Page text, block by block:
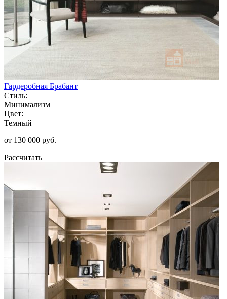
Гардеробная Брабант
Стиль:
Минимализм
Цвет:
Темный
от 130 000 руб.
Рассчитать